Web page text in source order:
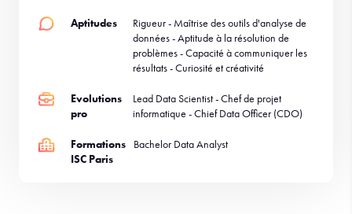
Aptitudes
Rigueur - Maîtrise des outils d'analyse de
données - Aptitude à la résolution de
problèmes - Capacité à communiquer les
résultats - Curiosité et créativité
Evolutions
pro
Lead Data Scientist - Chef de projet
informatique - Chief Data Officer (CDO)
Formations
ISC Paris
Bachelor Data Analyst